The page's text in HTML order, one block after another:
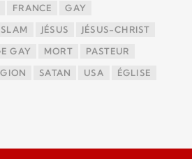
FRANCE GAY
JÉSUS JÉSUS-CHRIST
GAY MORT PASTEUR
SATAN USA ÉGLISE